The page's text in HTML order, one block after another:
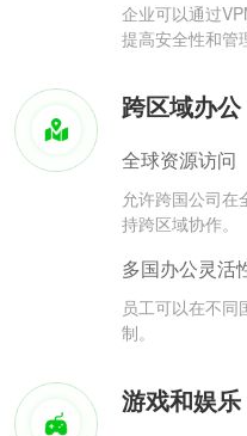
企业可以通过
提高安全性和管
跨区域办公
全球资源访问
允许跨国公司在
持跨区域协作。
多国办公灵活
员工可以在不同
制。
游戏和娱乐